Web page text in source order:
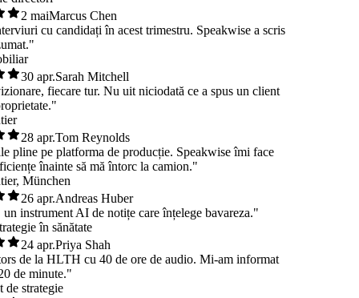
2 maiMarcus Chen
cu candidați în acest trimestru. Speakwise a scris
30 apr.Sarah Mitchell
vizionare, fiecare tur. Nu uit niciodată ce a spus un client
proprietate."
28 apr.Tom Reynolds
pline pe platforma de producție. Speakwise îmi face
înainte să mă întorc la camion."
München
26 apr.Andreas Huber
un instrument AI de notițe care înțelege bavareza."
în sănătate
24 apr.Priya Shah
de la HLTH cu 40 de ore de audio. Mi-am informat
20 de minute."
de strategie